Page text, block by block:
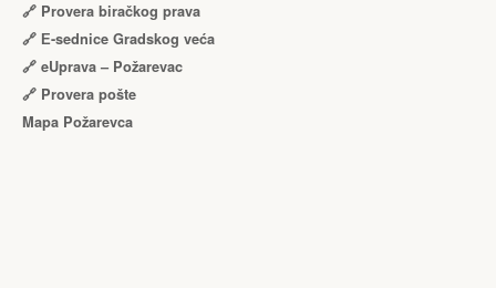
🔗 Provera biračkog prava
🔗 Е-sednice Gradskog veća
🔗 eUprava – Požarevac
🔗 Provera pošte
Mapa Požarevca